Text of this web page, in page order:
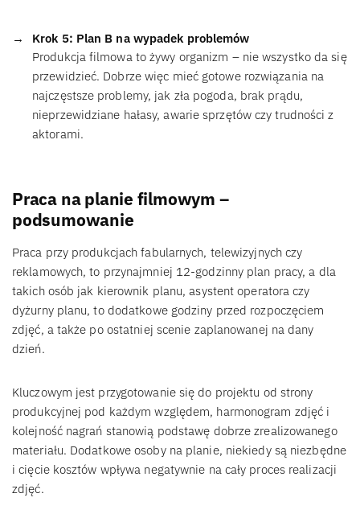
Krok 5: Plan B na wypadek problemów
Produkcja filmowa to żywy organizm – nie wszystko da się
przewidzieć. Dobrze więc mieć gotowe rozwiązania na
najczęstsze problemy, jak zła pogoda, brak prądu,
nieprzewidziane hałasy, awarie sprzętów czy trudności z
aktorami.
Praca na planie filmowym –
podsumowanie
Praca przy produkcjach fabularnych, telewizyjnych czy
reklamowych, to przynajmniej 12-godzinny plan pracy, a dla
takich osób jak kierownik planu, asystent operatora czy
dyżurny planu, to dodatkowe godziny przed rozpoczęciem
zdjęć, a także po ostatniej scenie zaplanowanej na dany
dzień.
Kluczowym jest przygotowanie się do projektu od strony
produkcyjnej pod każdym względem, harmonogram zdjęć i
kolejność nagrań stanowią podstawę dobrze zrealizowanego
materiału. Dodatkowe osoby na planie, niekiedy są niezbędne
i cięcie kosztów wpływa negatywnie na cały proces realizacji
zdjęć.